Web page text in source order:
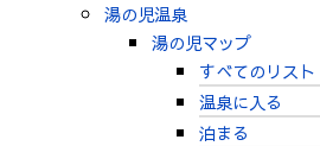
湯の児温泉
湯の児マップ
すべてのリスト
温泉に入る
泊まる